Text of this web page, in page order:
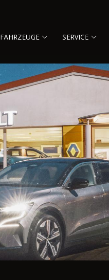
FAHRZEUGE SERVICE